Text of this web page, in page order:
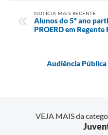
NOTÍCIA MAIS RECENTE
Alunos do 5º ano
PROERD em Regente
Audiência Pública
VEJA MAIS da